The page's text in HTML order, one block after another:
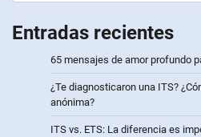
Entradas recientes
65 mensajes de amor profundo
¿Te diagnosticaron una ITS?
anónima?
ITS vs. ETS: La diferencia es